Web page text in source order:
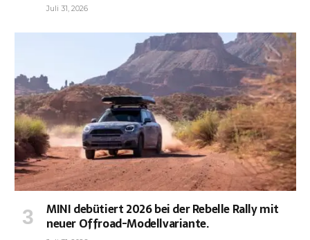
Juli 31, 2026
MINI debütiert 2026 bei der Rebelle Rally mit
neuer Offroad-Modellvariante.